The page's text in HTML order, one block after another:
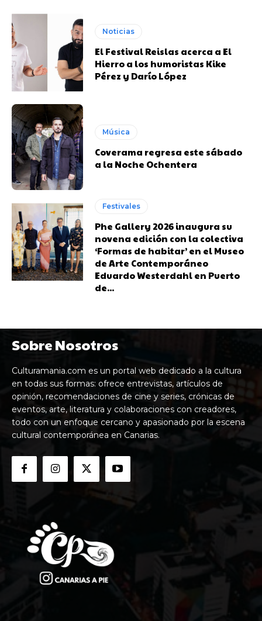
Noticias
El Festival Reislas acerca a El
Hierro a los humoristas Kike
Pérez y Darío López
Música
Coverama regresa este sábado
a la Noche Ochentera
Festivales
Phe Gallery 2026 inaugura su
novena edición con la colectiva
‘Formas de habitar’ en el Museo
de Arte Contemporáneo
Eduardo Westerdahl en Puerto
de...
Sobre Nosotros
Culturamania.com es un portal web dedicado a la cultura
en todas sus formas: ofrece entrevistas, artículos de
opinión, recomendaciones de cine y series, crónicas de
eventos, arte, literatura y colaboraciones con creadores,
todo con un enfoque cercano y apasionado por la escena
cultural contemporánea en Canarias.